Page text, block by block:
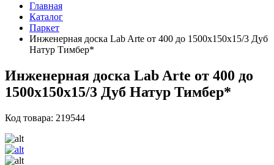
Главная
Каталог
Паркет
Инженерная доска Lab Arte от 400 до 1500х150х15/3 Дуб
Натур Тимбер*
Инженерная доска Lab Arte от 400 до
1500х150х15/3 Дуб Натур Тимбер*
Код товара: 219544